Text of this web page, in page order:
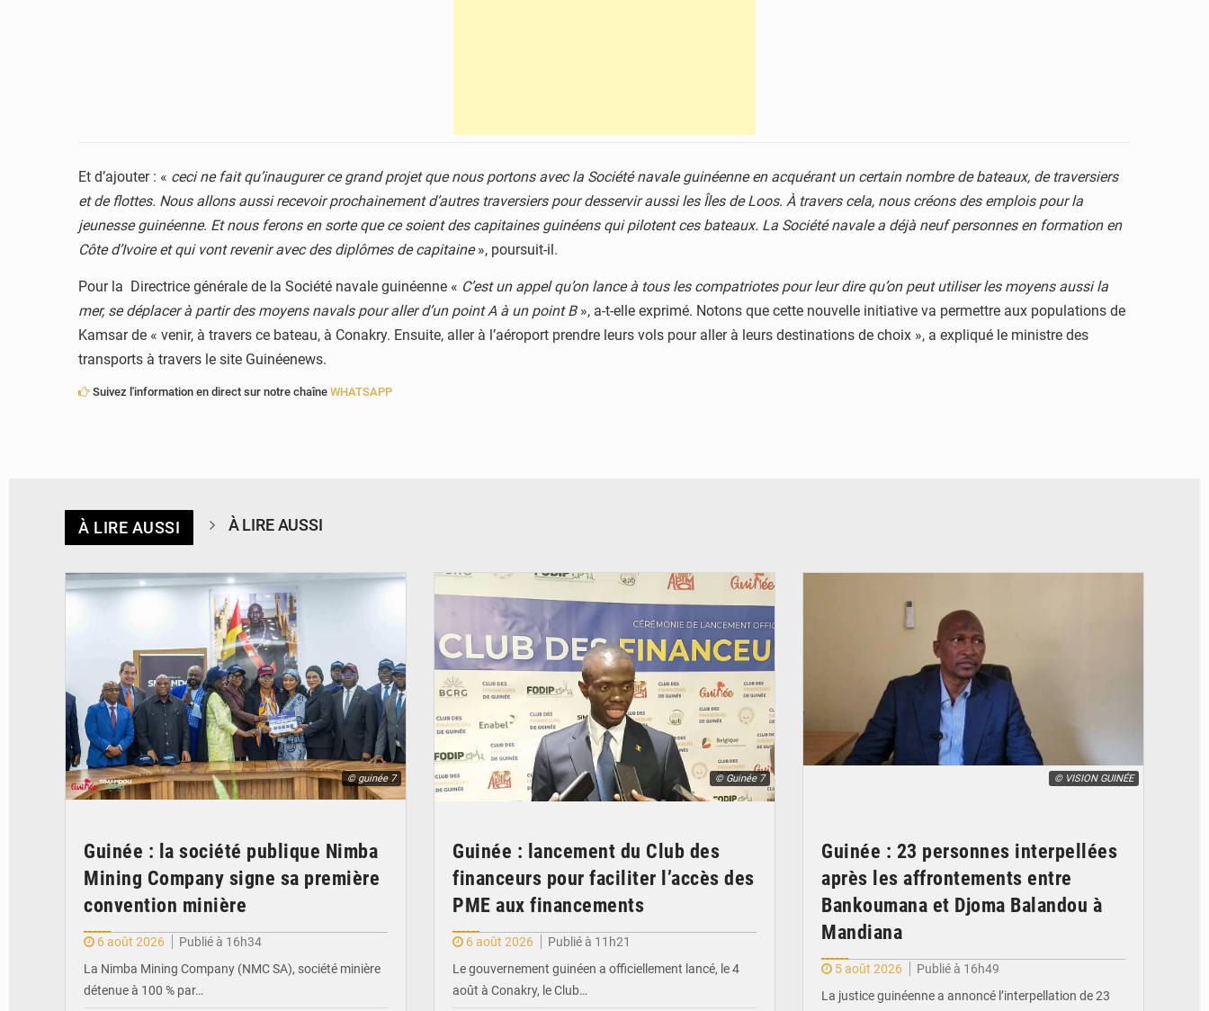
Et d’ajouter : « ceci ne fait qu’inaugurer ce grand projet que nous portons avec la Société navale guinéenne en acquérant un certain nombre de bateaux, de traversiers
et de flottes. Nous allons aussi recevoir prochainement d’autres traversiers pour desservir aussi les Îles de Loos. À travers cela, nous créons des emplois pour la
jeunesse guinéenne. Et nous ferons en sorte que ce soient des capitaines guinéens qui pilotent ces bateaux. La Société navale a déjà neuf personnes en formation en
Côte d’Ivoire et qui vont revenir avec des diplômes de capitaine», poursuit-il.
Pour la Directrice générale de la Société navale guinéenne « C’est un appel qu’on lance à tous les compatriotes pour leur dire qu’on peut utiliser les moyens aussi la
mer, se déplacer à partir des moyens navals pour aller d’un point A à un point B», a-t-elle exprimé. Notons que cette nouvelle initiative va permettre aux populations de
Kamsar de « venir, à travers ce bateau, à Conakry. Ensuite, aller à l’aéroport prendre leurs vols pour aller à leurs destinations de choix », a expliqué le ministre des
transports à travers le site Guinéenews.
Suivez l'information en direct sur notre chaîne WHATSAPP
À LIRE AUSSI À LIRE AUSSI
© guinée 7
Guinée : la société publique Nimba
Mining Company signe sa première
convention minière
6 août 2026
Publié à 16h34
La Nimba Mining Company (NMC SA), société minière
détenue à 100 % par…
© Guinée 7
Guinée : lancement du Club des
financeurs pour faciliter l’accès des
PME aux financements
6 août 2026
Publié à 11h21
Le gouvernement guinéen a officiellement lancé, le 4
août à Conakry, le Club…
© VISION GUINÉE
Guinée : 23 personnes interpellées
après les affrontements entre
Bankoumana et Djoma Balandou à
Mandiana
5 août 2026
Publié à 16h49
La justice guinéenne a annoncé l’interpellation de 23